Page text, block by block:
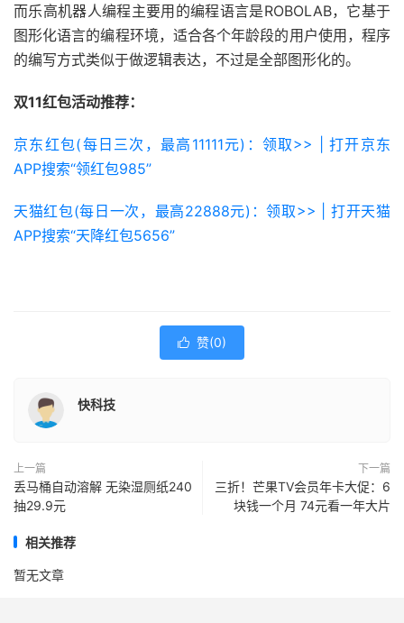
而乐高机器人编程主要用的编程语言是ROBOLAB，它基于
图形化语言的编程环境，适合各个年龄段的用户使用，程序
的编写方式类似于做逻辑表达，不过是全部图形化的。
双11红包活动推荐：
京东红包(每日三次，最高11111元)：领取>> | 打开京东
APP搜索“领红包985”
天猫红包(每日一次，最高22888元)：领取>> | 打开天猫
APP搜索“天降红包5656”
 赞(0)
快科技
上一篇
丢马桶自动溶解 无染湿厕纸240
抽29.9元
下一篇
三折！芒果TV会员年卡大促：6
块钱一个月 74元看一年大片
相关推荐
暂无文章